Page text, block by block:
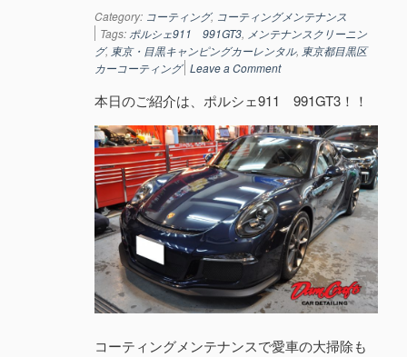
Category: コーティング, コーティングメンテナンス
Tags: ポルシェ911 991GT3, メンテナンスクリーニン
グ, 東京・目黒キャンピングカーレンタル, 東京都目黒区
カーコーティング Leave a Comment
本日のご紹介は、ポルシェ911 991GT3！！
コーティングメンテナンスで愛車の大掃除も